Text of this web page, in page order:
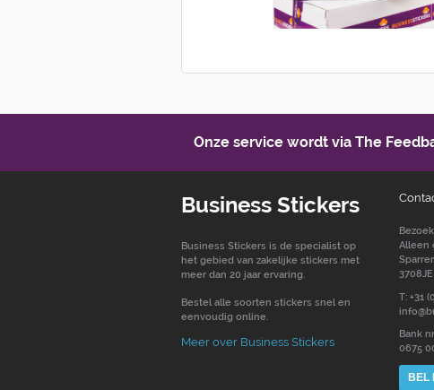
Onze service wordt via The
Business Stickers
Business Stickers is de specialist op
het gebied van zakelijke stickers met
meer dan 20 jaar ervaring.
Bestel alle soorten stickers snel en
eenvoudig online.
Meer over Business Stickers
Alleen
T: +31
Bank
0675
BEL